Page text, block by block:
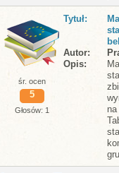
śr. ocen
5
Głosów: 1
Tytuł
Autor
Opis